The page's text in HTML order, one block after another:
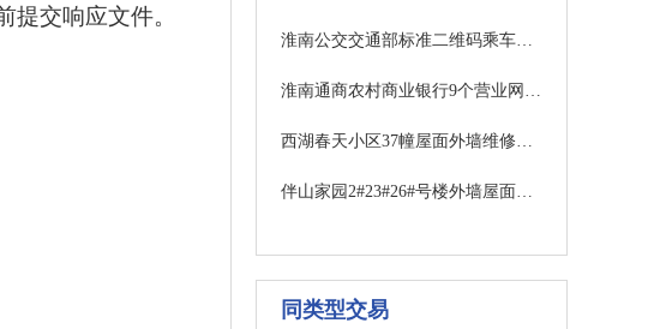
提交响应文件。
淮南公交交通部标准二维码乘车系统建设项目（一次）竞争性磋商公告
淮南通商农村商业银行9个营业网点内装饰消防工程中标候选人公示
西湖春天小区37幢屋面外墙维修工程（一次）竞争性磋商公告
伴山家园2#23#26#号楼外墙屋面渗水维修工程（一次）竞争性磋商公告
同类型交易